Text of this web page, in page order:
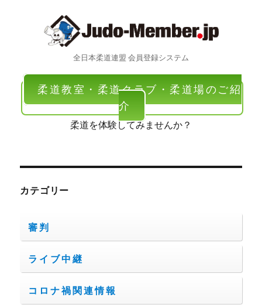
全日本柔道連盟 会員登録システム
柔道教室・柔道クラブ・柔道場のご紹
介
柔道を体験してみませんか？
カテゴリー
審判
ライブ中継
コロナ禍関連情報